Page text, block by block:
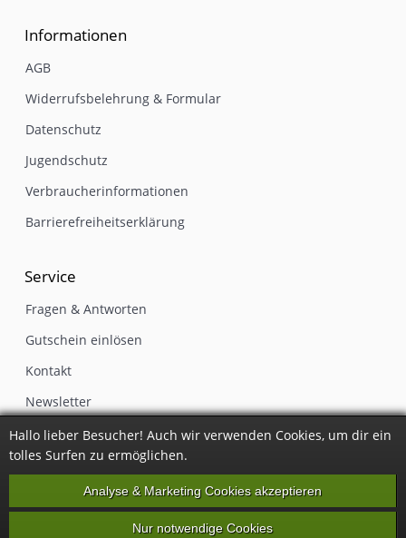
Informationen
AGB
Widerrufsbelehrung & Formular
Datenschutz
Jugendschutz
Verbraucherinformationen
Barrierefreiheitserklärung
Service
Fragen & Antworten
Gutschein einlösen
Kontakt
Newsletter
Impressum
Vertrag widerrufen
Hallo lieber Besucher! Auch wir verwenden Cookies, um dir ein
tolles Surfen zu ermöglichen.
Analyse & Marketing Cookies akzeptieren
Nur notwendige Cookies